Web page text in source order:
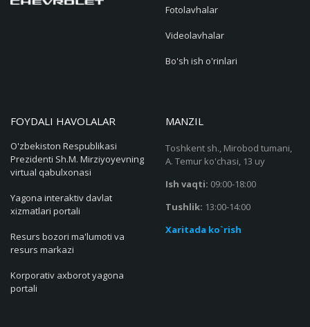
Fotolavhalar
Videolavhalar
Bo'sh ish o'rinlari
FOYDALI HAVOLALAR
O'zbekiston Respublikasi
Prezidenti Sh.M. Mirziyoyevning
virtual qabulxonasi
Yagona interaktiv davlat
xizmatlari portali
Resurs bozori ma'lumoti va
resurs markazi
Korporativ axborot yagona
portali
MANZIL
Toshkent sh., Mirobod tumani,
A. Temur ko'chasi, 13 uy
Ish vaqti: 09:00-18:00
Tushlik: 13:00-14:00
Xaritada ko`rish